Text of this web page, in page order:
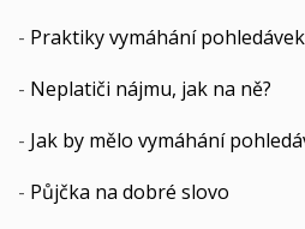
- Praktiky vymáhání
- Neplatiči nájmu, jak na ně?
- Jak by mělo vymáhání
- Půjčka na dobré slovo